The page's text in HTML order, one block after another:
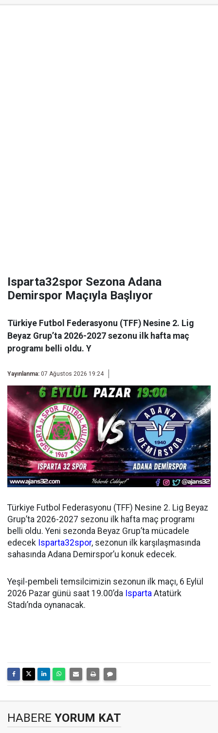
Isparta32spor Sezona Adana
Demirspor Maçıyla Başlıyor
Türkiye Futbol Federasyonu (TFF) Nesine 2. Lig
Beyaz Grup’ta 2026-2027 sezonu ilk hafta maç
programı belli oldu. Y
Yayınlanma: 07 Ağustos 2026 19:24
Türkiye Futbol Federasyonu (TFF) Nesine 2. Lig Beyaz
Grup’ta 2026-2027 sezonu ilk hafta maç programı
belli oldu. Yeni sezonda Beyaz Grup’ta mücadele
edecek Isparta32spor, sezonun ilk karşılaşmasında
sahasında Adana Demirspor’u konuk edecek.
Yeşil-pembeli temsilcimizin sezonun ilk maçı, 6 Eylül
2026 Pazar günü saat 19.00’da Isparta Atatürk
Stadı’nda oynanacak.
HABERE YORUM KAT